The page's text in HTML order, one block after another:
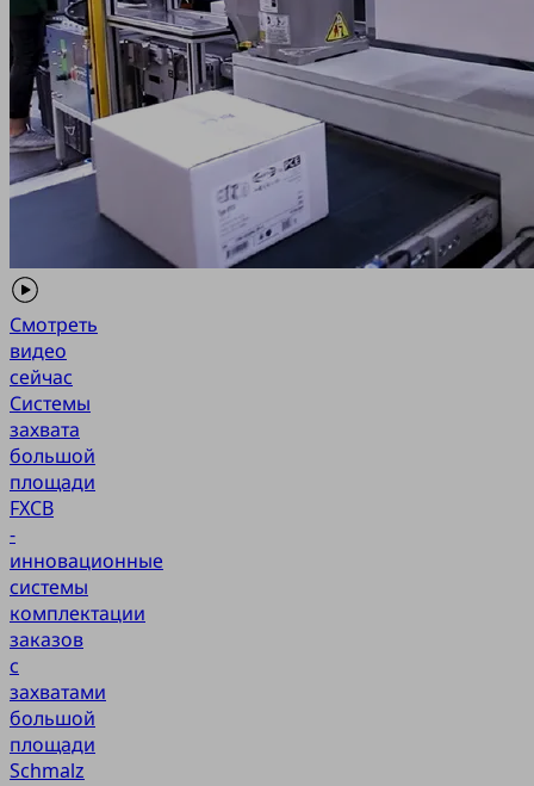
Смотреть
видео
сейчас
Системы
захвата
большой
площади
FXCB
-
инновационные
системы
комплектации
заказов
с
захватами
большой
площади
Schmalz